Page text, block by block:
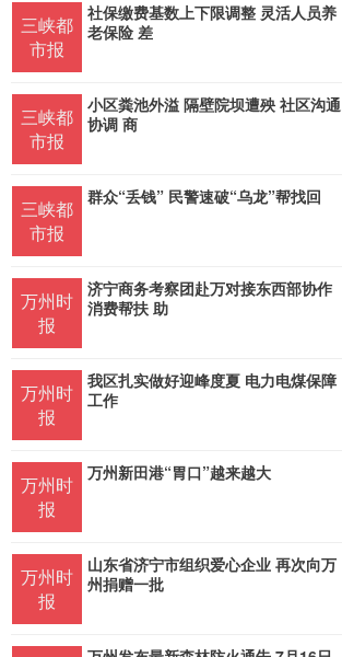
三峡都
市报
社保缴费基数上下限调整 灵活人员养
老保险 差
三峡都
市报
小区粪池外溢 隔壁院坝遭殃 社区沟通
协调 商
三峡都
市报
群众“丢钱” 民警速破“乌龙”帮找回
万州时
报
济宁商务考察团赴万对接东西部协作
消费帮扶 助
万州时
报
我区扎实做好迎峰度夏 电力电煤保障
工作
万州时
报
万州新田港“胃口”越来越大
万州时
报
山东省济宁市组织爱心企业 再次向万
州捐赠一批